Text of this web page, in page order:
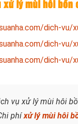
lý mùi hôi bồn
dich-
dich-
dich-
vụ xử lý mùi hôi
phíxử lý mùi hôi